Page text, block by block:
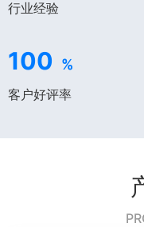
行业经验
100 %
客户好评率